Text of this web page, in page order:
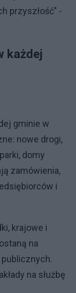
przyszłość" -
każdej
gminie w
nowe drogi,
domy
zamówienia,
i
krajowe i
na
na służbę